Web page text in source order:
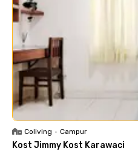
Coliving • Campur
Kost Jimmy Kost Karawaci